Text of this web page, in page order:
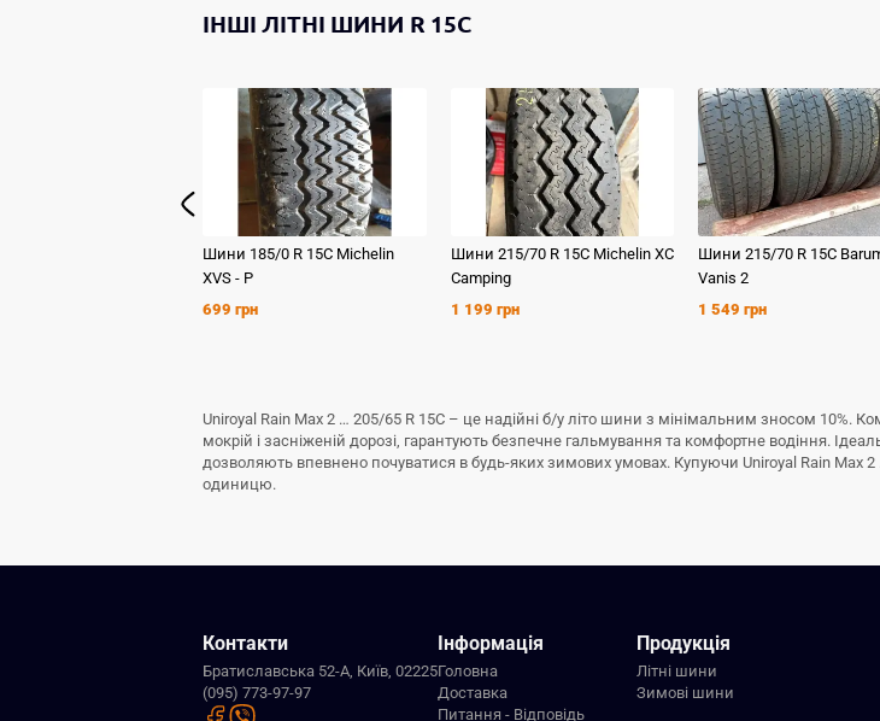
ІНШІЛІТНІ ШИНИ R 15C
Шини 185/0 R 15C Michelin
XVS - P
699 грн
Шини 215/70 R 15C Michelin XC
Camping
1 199 грн
Шини215/70 R 15C
Vanis 2
1 549 грн
Uniroyal Rain Max 2 … 205/65 R 15C – це надійні б/у літо шини з мінімальним зносом 10%.
мокрій і засніженій дорозі, гарантують безпечне гальмування та комфортне водіння.
дозволяють впевнено почуватися в будь-яких зимових умовах. Купуючи Uniroyal Rain Max 2
одиницю.
Контакти
Братиславська 52-А, Київ, 02225
(095) 773-97-97
Інформація
Головна
Доставка
Питання - Відповідь
Продукція
Літні шини
Зимові шини